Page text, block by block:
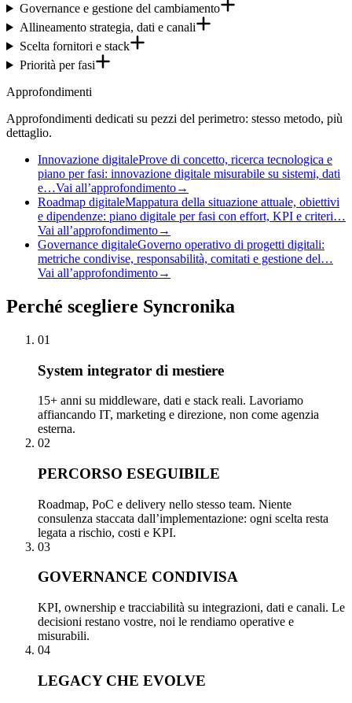
Governance e gestione del cambiamento
Allineamento strategia, dati e canali
Scelta fornitori e stack
Priorità per fasi
Approfondimenti
Approfondimenti dedicati su pezzi del perimetro: stesso metodo, più
dettaglio.
Innovazione digitaleProve di concetto, ricerca tecnologica e
piano per fasi: innovazione digitale misurabile su sistemi, dati
e…Vai all’approfondimento→
Roadmap digitaleMappatura della situazione attuale, obiettivi
e dipendenze: piano digitale per fasi con effort, KPI e criteri…
Vai all’approfondimento→
Governance digitaleGoverno operativo di progetti digitali:
metriche condivise, responsabilità, comitati e gestione del…
Vai all’approfondimento→
Perché scegliere Syncronika
01
System integrator di mestiere
15+ anni su middleware, dati e stack reali. Lavoriamo
affiancando IT, marketing e direzione, non come agenzia
esterna.
02
PERCORSO ESEGUIBILE
Roadmap, PoC e delivery nello stesso team. Niente
consulenza staccata dall’implementazione: ogni scelta resta
legata a rischio, costi e KPI.
03
GOVERNANCE CONDIVISA
KPI, ownership e tracciabilità su integrazioni, dati e canali. Le
decisioni restano vostre, noi le rendiamo operative e
misurabili.
04
LEGACY CHE EVOLVE